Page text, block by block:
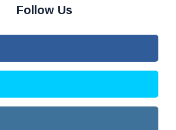
Follow Us